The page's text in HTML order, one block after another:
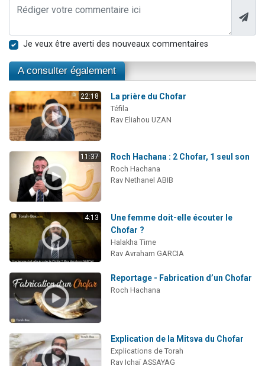
Je veux être averti des nouveaux commentaires
A consulter également
22:18 La prière du Chofar
Téfila
Rav Eliahou UZAN
11:37 Roch Hachana : 2 Chofar, 1 seul son
Roch Hachana
Rav Nethanel ABIB
4:13
Une femme doit-elle écouter le
Chofar ?
Halakha Time
Rav Avraham GARCIA
Reportage - Fabrication d’un Chofar
Roch Hachana
Explication de la Mitsva du Chofar
Explications de Torah
Rav Ichaï ASSAYAG